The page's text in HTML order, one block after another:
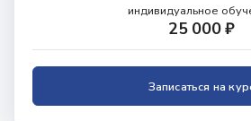
индивидуальное
25 000 ₽
Записаться на